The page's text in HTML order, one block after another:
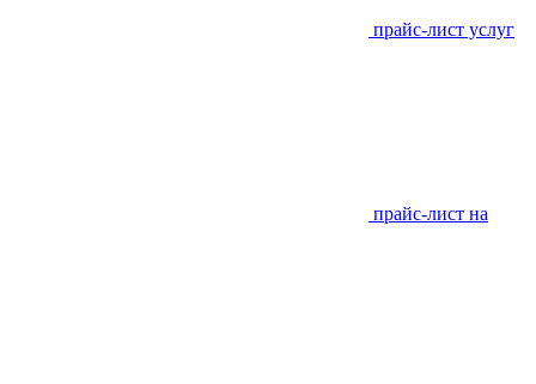
прайс-лист услуг
прайс-лист на